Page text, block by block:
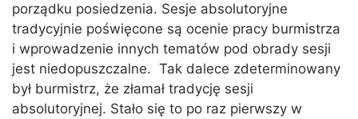
porządku posiedzenia. Sesje absolutoryjne
tradycyjnie poświęcone są ocenie pracy burmistrza
i wprowadzenie innych tematów pod obrady sesji
jest niedopuszczalne. Tak dalece zdeterminowany
był burmistrz, że złamał tradycję sesji
absolutoryjnej. Stało się to po raz pierwszy w